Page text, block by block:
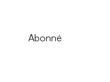
Abonné